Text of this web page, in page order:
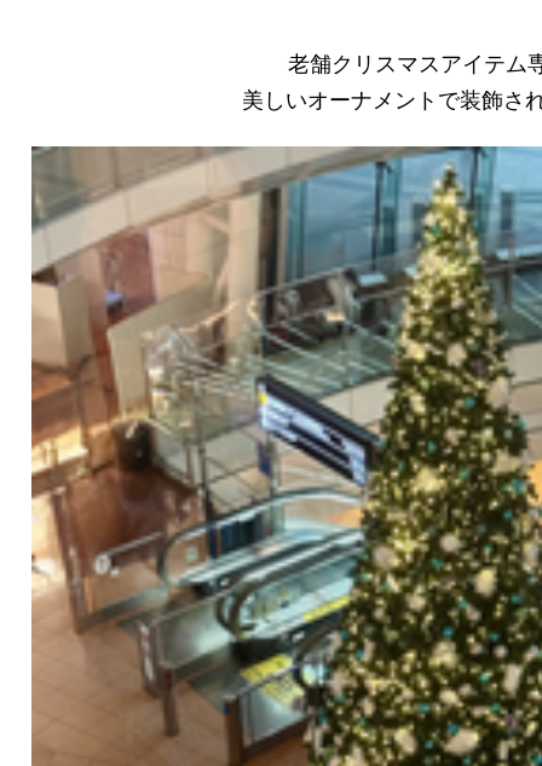
老舗クリスマスアイテム
美しいオーナメントで装飾さ